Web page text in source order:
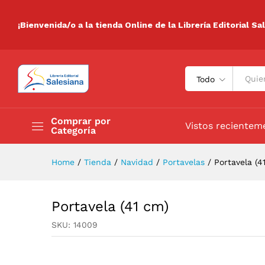
¡Bienvenida/o a la tienda Online de la Librería Editorial
Todo
Comprar por
Categoría
Promociones
Vistos
Home / Tienda / Navidad / Portavelas / Portavela
Portavela (41 cm)
SKU: 14009